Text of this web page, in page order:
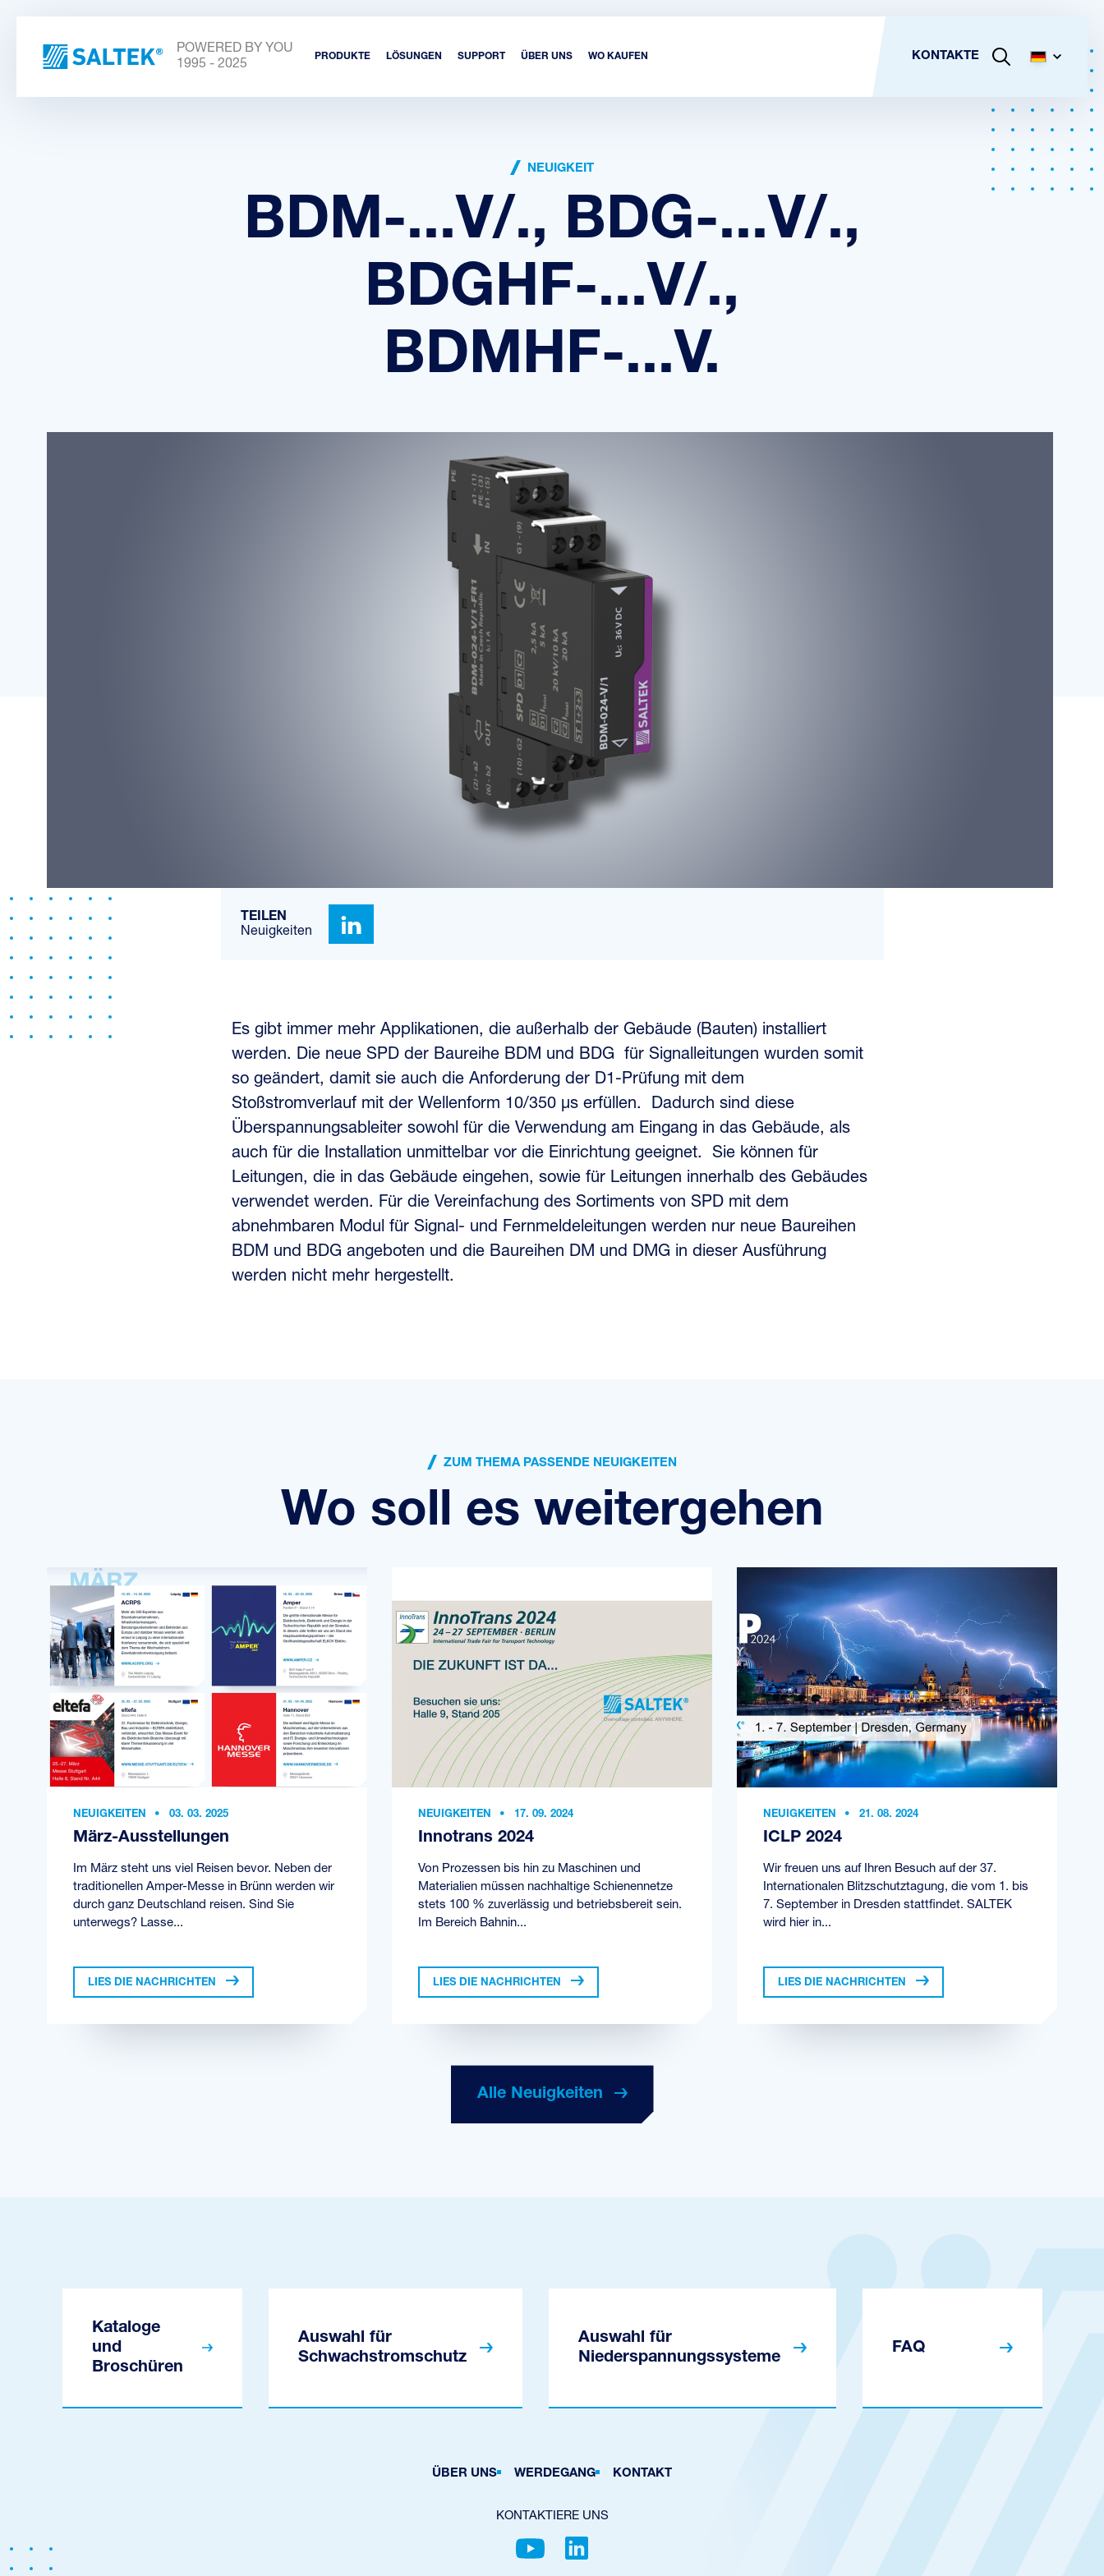
POWERED BY YOU
1995 - 2025
PRODUKTE LÖSUNGEN SUPPORT ÜBER UNS WO KAUFEN KONTAKTE
NEUIGKEIT
BDM-...V/., BDG-...V/.,
BDGHF-...V/.,
BDMHF-...V.
TEILEN
Neuigkeiten
Es gibt immer mehr Applikationen, die außerhalb der Gebäude (Bauten) installiert
werden. Die neue SPD der Baureihe BDM und BDG für Signalleitungen wurden somit
so geändert, damit sie auch die Anforderung der D1-Prüfung mit dem
Stoßstromverlauf mit der Wellenform 10/350 µs erfüllen. Dadurch sind diese
Überspannungsableiter sowohl für die Verwendung am Eingang in das Gebäude, als
auch für die Installation unmittelbar vor die Einrichtung geeignet. Sie können für
Leitungen, die in das Gebäude eingehen, sowie für Leitungen innerhalb des Gebäudes
verwendet werden. Für die Vereinfachung des Sortiments von SPD mit dem
abnehmbaren Modul für Signal- und Fernmeldeleitungen werden nur neue Baureihen
BDM und BDG angeboten und die Baureihen DM und DMG in dieser Ausführung
werden nicht mehr hergestellt.
ZUM THEMA PASSENDE NEUIGKEITEN
Wo soll es weitergehen
NEUIGKEITEN • 03. 03. 2025
März-Ausstellungen
Im März steht uns viel Reisen bevor. Neben der
traditionellen Amper-Messe in Brünn werden wir
durch ganz Deutschland reisen. Sind Sie
unterwegs? Lasse...
LIES DIE NACHRICHTEN
NEUIGKEITEN • 17. 09. 2024
Innotrans 2024
Von Prozessen bis hin zu Maschinen und
Materialien müssen nachhaltige Schienennetze
stets 100 % zuverlässig und betriebsbereit sein.
Im Bereich Bahnin...
LIES DIE NACHRICHTEN
NEUIGKEITEN • 21. 08. 2024
ICLP 2024
Wir freuen uns auf Ihren Besuch auf der 37.
Internationalen Blitzschutztagung, die vom 1. bis
7. September in Dresden stattfindet. SALTEK
wird hier in...
LIES DIE NACHRICHTEN
Alle Neuigkeiten
Kataloge
und
Broschüren
Auswahl für
Schwachstromschutz
Auswahl für
Niederspannungssysteme
FAQ
ÜBER UNS WERDEGANG KONTAKT
KONTAKTIERE UNS